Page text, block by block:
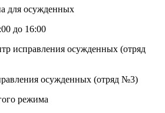
для осужденных
до 16:00
осужденных (отряд
осужденных (отряд №3)
режима